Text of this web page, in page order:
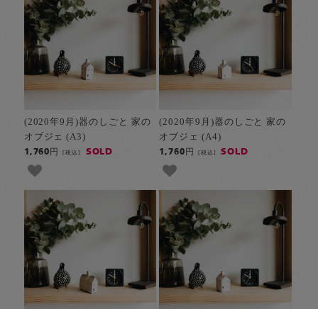
(2020年9月)器のしごと 家の
オブジェ (A3)
1,760円[税込] SOLD
(2020年9月)器のしごと 家の
オブジェ (A4)
1,760円 [税込] SOLD